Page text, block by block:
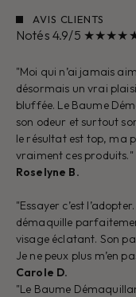
AVIS CLIENTS
Notés 4.9/5
"Moi qui n’ai jamais
désormais un vrai
bluffée. Le Baume
son odeur et surtout
le résultat est top, ma
vraiment ces produits."
Roselyne B.
"Essayer c’est
démaquille
visage éclatant. Son
Je ne peux plus m’en
Carole D.
"Le Baume